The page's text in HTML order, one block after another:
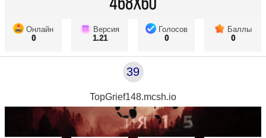
Онлайн
0
Версия
1.21
Голосов
0
Баллы
0
39
TopGrief148.mcsh.io